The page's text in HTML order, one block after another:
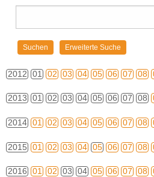
2012 01 02 03 04 05 06 07 08
2013 01 02 03 04 05 06 07 08
2014 01 02 03 04 05 06 07 08
2015 01 02 03 04 05 06 07 08
2016 01 02 03 04 05 06 07 08